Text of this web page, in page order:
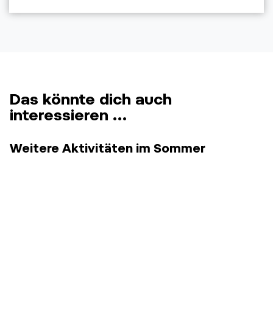
Das könnte dich auch
interessieren …
Weitere Aktivitäten im Sommer